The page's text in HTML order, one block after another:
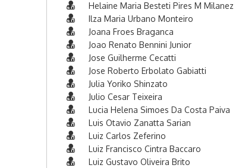
Helaine Maria Besteti Pires M Milanez
Ilza Maria Urbano Monteiro
Joana Froes Braganca
Joao Renato Bennini Junior
Jose Guilherme Cecatti
Jose Roberto Erbolato Gabiatti
Julia Yoriko Shinzato
Julio Cesar Teixeira
Lucia Helena Simoes Da Costa Paiva
Luis Otavio Zanatta Sarian
Luiz Carlos Zeferino
Luiz Francisco Cintra Baccaro
Luiz Gustavo Oliveira Brito